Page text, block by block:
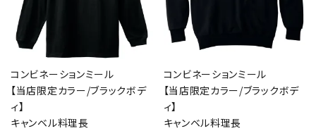
コンビネーションミール
【当店限定カラー/ブラックボデ
ィ】
キャンベル料理長
コンビネーションミール
【当店限定カラー/ブラックボデ
ィ】
キャンベル料理長